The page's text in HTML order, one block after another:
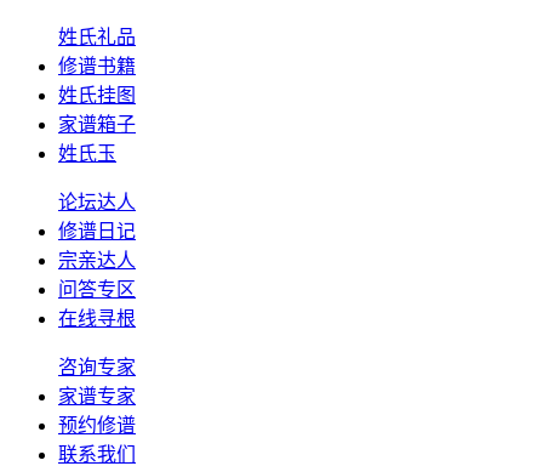
姓氏礼品
修谱书籍
姓氏挂图
家谱箱子
姓氏玉
论坛达人
修谱日记
宗亲达人
问答专区
在线寻根
咨询专家
家谱专家
预约修谱
联系我们